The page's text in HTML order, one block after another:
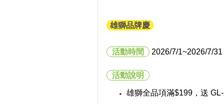
雄獅品牌慶
活動時間 2026/7/1~2026/7/31
活動說明
雄獅全品項滿$199，送